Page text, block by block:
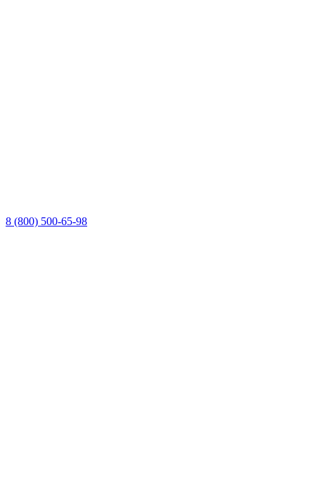
8 (800) 500-65-98